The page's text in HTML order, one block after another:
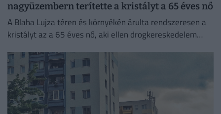
nagyüzembern terítette a kristályt a 65 éves nő
A Blaha Lujza téren és környékén árulta rendszeresen a
kristályt az a 65 éves nő, aki ellen drogkereskedelem